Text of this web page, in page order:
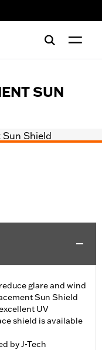
SUN
glare and wind
Sun Shield
UV
shield is available
by J-Tech